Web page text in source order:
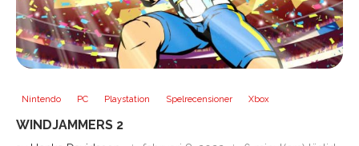
Nintendo PC Playstation Spelrecensioner Xbox
WINDJAMMERS 2